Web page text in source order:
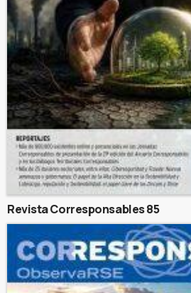
Revista Corresponsables 85